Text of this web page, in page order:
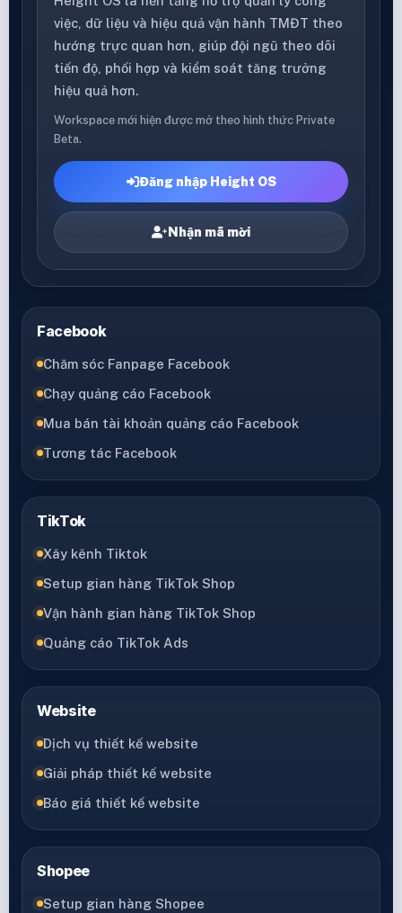
việc, dữ liệu và hiệu quả vận hành TMĐT theo
hướng trực quan hơn, giúp đội ngũ theo dõi
tiến độ, phối hợp và kiểm soát tăng trưởng
hiệu quả hơn.
Workspace mới hiện được mở theo hình thức Private
Beta.
Đăng nhập Height OS
Nhận mã mời
Facebook
Chăm sóc Fanpage Facebook
Chạy quảng cáo Facebook
Mua bán tài khoản quảng cáo Facebook
Tương tác Facebook
TikTok
Xây kênh Tiktok
Setup gian hàng TikTok Shop
Vận hành gian hàng TikTok Shop
Quảng cáo TikTok Ads
Website
Dịch vụ thiết kế website
Giải pháp thiết kế website
Báo giá thiết kế website
Shopee
Setup gian hàng Shopee